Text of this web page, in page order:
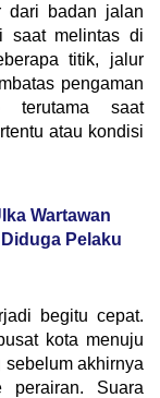
dari badan jalan
saat melintas di
titik, jalur
pengaman
terutama saat
atau kondisi
Wartawan
Pelaku
begitu cepat.
kota menuju
akhirnya
Suara